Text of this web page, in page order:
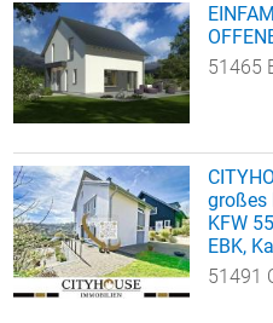
51465
großes
KFW
EBK,
51491